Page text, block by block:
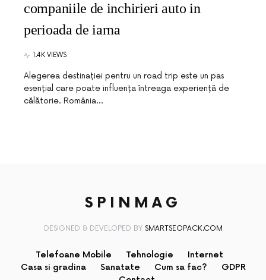
companiile de inchirieri auto in
perioada de iarna
1.4K VIEWS
Alegerea destinației pentru un road trip este un pas
esențial care poate influența întreaga experiență de
călătorie. România…
SPINMAG
DESIGNED & DEVELOPED BY SMARTSEOPACK.COM
Telefoane Mobile Tehnologie
Internet
Casa si gradina
Sanatate Cum sa fac?
GDPR